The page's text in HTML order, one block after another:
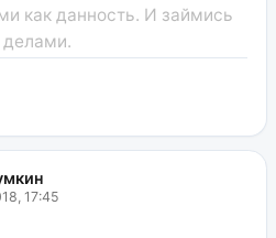
как данность. И займись
17:45